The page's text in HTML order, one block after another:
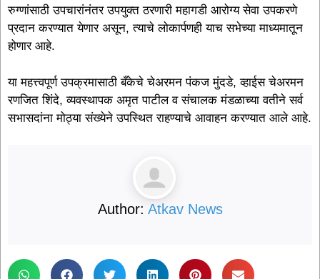
रुग्णांसाठी उपचारांनंतर उपयुक्त ठरणारी महागडी आरोग्य सेवा उपकरणे
प्रदान करण्यात येणार असून, त्याचे लोकार्पणही याच सभेच्या माध्यमातून
होणार आहे.
या महत्त्वपूर्ण उपक्रमासाठी बँकेचे चेअरमन पंकज मुंदडे, व्हाईस चेअरमन
रणजित शिंदे, व्यवस्थापक अमृत पाटील व संचालक मंडळाच्या वतीने सर्व
सभासदांना मोठ्या संख्येने उपस्थित राहण्याचे आवाहन करण्यात आले आहे.
Author: Atkav News